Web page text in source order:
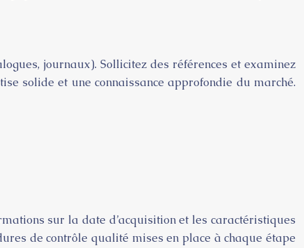
journaux). Sollicitez des références et examinez
solide et une connaissance approfondie du marché.
sur la date d’acquisition et les caractéristiques
de contrôle qualité mises en place à chaque étape